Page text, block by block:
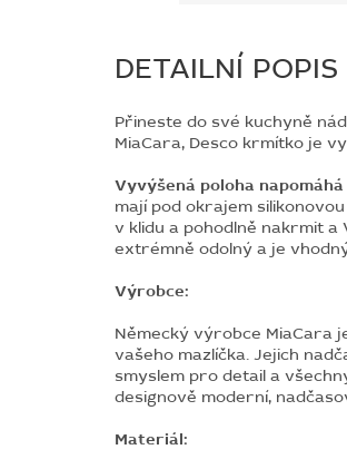
DETAILNÍ
Přineste do své kuchyně
MiaCara, Desco krmítko je
Vyvýšená poloha
mají pod okrajem
v klidu a pohodlně nakrmit a
extrémně odolný a je
Výrobce:
Německý výrobce MiaCara
vašeho mazlíčka. Jejich
smyslem pro detail a
designově moderní,
Materiál: